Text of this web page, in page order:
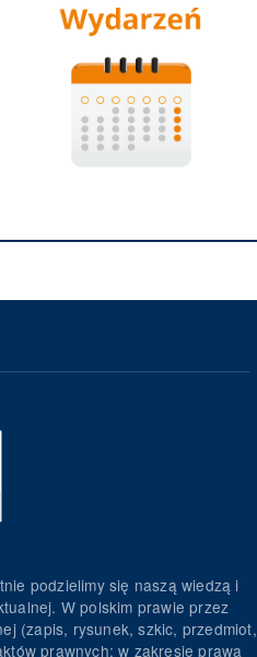
podzielimy się naszą wiedzą i
W polskim prawie przez
(zapis, rysunek, szkic, przedmiot,
prawnych: w zakresie prawa